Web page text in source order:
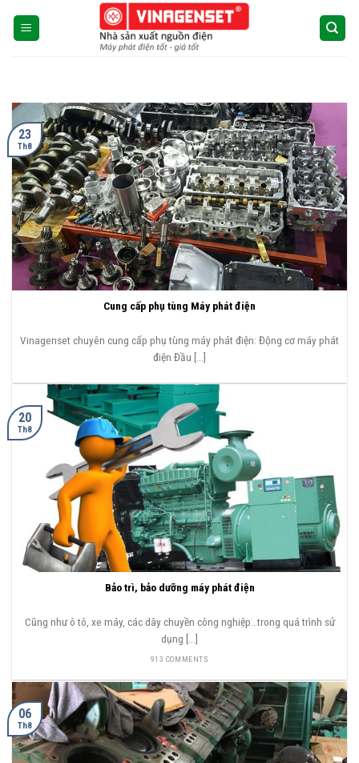
Официальный Сайт –
Играть в Онлайн Казино Pin
Up
07/08/2026
Пин Ап Казино Официальный Сайт – Играть в
Онлайн Казино Pin Up
ИГРАТЬ Содержимое [...]
Cung cấp phụ tùng Máy phát điện
Vinagenset chuyên cung cấp phụ tùng máy phát điện: Động cơ máy phát
điện Đầu [...]
23
Th8
Bảo trì, bảo dưỡng máy phát điện
Cũng như ô tô, xe máy, các dây chuyền công nghiệp…trong quá trình sử
dụng [...]
913 COMMENTS
20
Th8
06
Th8